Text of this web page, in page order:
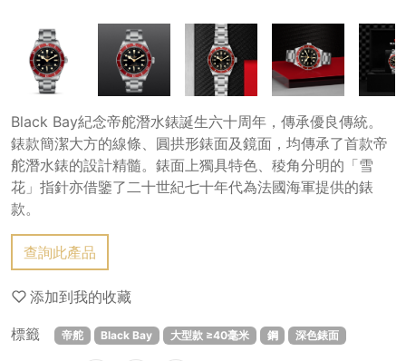
Black Bay紀念帝舵潛水錶誕生六十周年，傳承優良傳統。
錶款簡潔大方的線條、圓拱形錶面及鏡面，均傳承了首款帝
舵潛水錶的設計精髓。錶面上獨具特色、稜角分明的「雪
花」指針亦借鑒了二十世紀七十年代為法國海軍提供的錶
款。
查詢此產品
添加到我的收藏
標籤 帝舵 Black Bay 大型款 ≥40毫米 鋼 深色錶面